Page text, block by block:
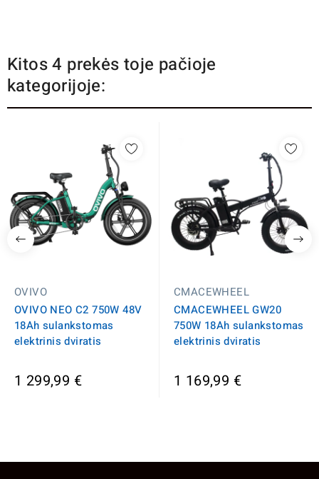
Kitos 4 prekės toje pačioje
kategorijoje:
OVIVO
OVIVO NEO C2 750W 48V
18Ah sulankstomas
elektrinis dviratis
1 299,99 €
CMACEWHEEL
CMACEWHEEL GW20
750W 18Ah sulankstomas
elektrinis dviratis
1 169,99 €